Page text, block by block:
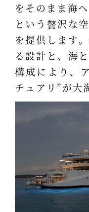
をそのまま海
という贅沢な
を提供します
る設計と、海
構成により、
チュアリ”が大